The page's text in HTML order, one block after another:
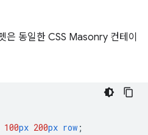
은 동일한 CSS Masonry 컨테이
100px 200px row ;